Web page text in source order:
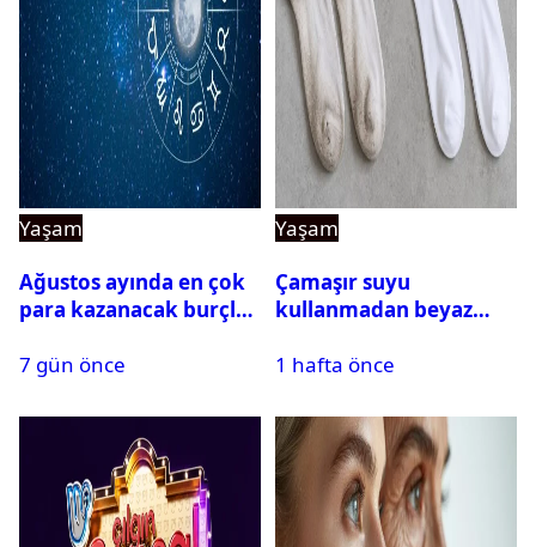
Yaşam
Ağustos ayında en çok
para kazanacak burçlar
7 gün önce
Yaşam
Çamaşır suyu
kullanmadan beyaz
yapan doğal yöntem
1 hafta önce